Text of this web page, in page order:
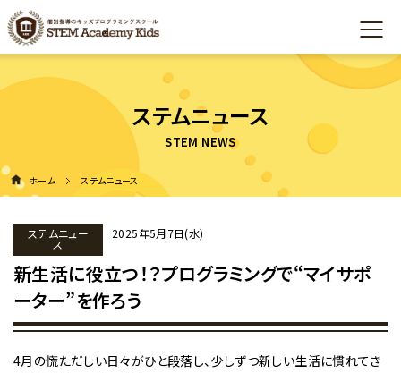
ステムニュース
ホーム ステムニュース
ステムニュー
ス
2025年5月7日(水)
新生活に役立つ！？プログラミングで“マイサポ
ーター”を作ろう
4月の慌ただしい日々がひと段落し、少しずつ新しい生活に慣れてき